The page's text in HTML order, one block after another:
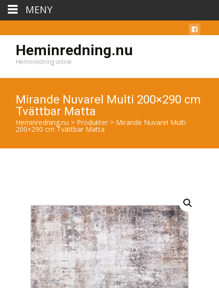
Heminredning.nu
Heminredning online
Mirande Nuvarel Multi 200×290 cm
Tvättbar Matta
Heminredning.nu > Produkter > Mirande Nuvarel Multi
200×290 cm Tvättbar Matta
MENY